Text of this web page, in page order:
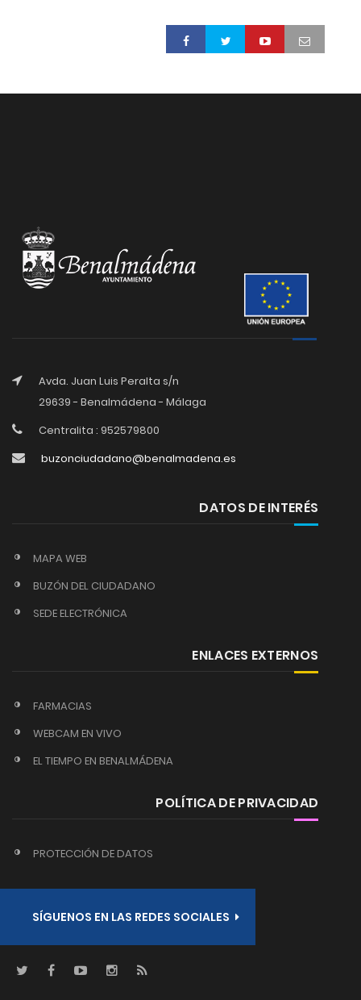
Avda. Juan Luis Peralta s/n
29639 - Benalmádena - Málaga
Centralita : 952579800
buzonciudadano@benalmadena.es
DATOS DE INTERÉS
MAPA WEB
BUZÓN DEL CIUDADANO
SEDE ELECTRÓNICA
ENLACES EXTERNOS
FARMACIAS
WEBCAM EN VIVO
EL TIEMPO EN BENALMÁDENA
POLÍTICA DE PRIVACIDAD
PROTECCIÓN DE DATOS
SÍGUENOS EN LAS REDES SOCIALES